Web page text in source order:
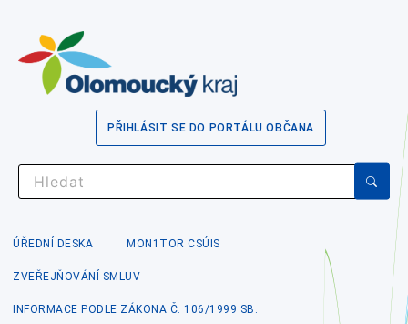
PŘIHLÁSIT SE DO PORTÁLU OBČANA
ÚŘEDNÍ DESKA MON1TOR CSÚIS
ZVEŘEJŇOVÁNÍ SMLUV
INFORMACE PODLE ZÁKONA Č. 106/1999 SB.